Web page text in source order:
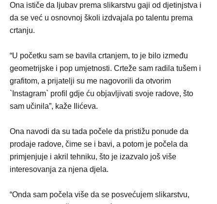
Ona ističe da ljubav prema slikarstvu gaji od djetinjstva i
da se već u osnovnoj školi izdvajala po talentu prema
crtanju.
“U početku sam se bavila crtanjem, to je bilo između
geometrijske i pop umjetnosti. Crteže sam radila tušem i
grafitom, a prijatelji su me nagovorili da otvorim
`Instagram` profil gdje ću objavljivati svoje radove, što
sam učinila”, kaže Ilićeva.
Ona navodi da su tada počele da pristižu ponude da
prodaje radove, čime se i bavi, a potom je počela da
primjenjuje i akril tehniku, što je izazvalo još više
interesovanja za njena djela.
“Onda sam počela više da se posvećujem slikarstvu,